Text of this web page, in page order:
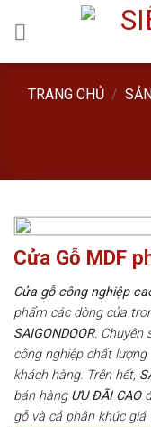
TRANG CHỦ /
Cửa Gỗ MDF
Cửa gỗ công nghiệp
phẩm các dòng cửa
SAIGONDOOR. Chuyên
công nghiệp chất
khách hàng. Trên hết,
bán hàng ƯU ĐÃI CAO
gỗ và cả phân khúc giá